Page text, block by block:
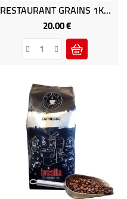
RESTAURANT GRAINS 1KG (ROUGE) - Café Brésilia
20.00 €Price